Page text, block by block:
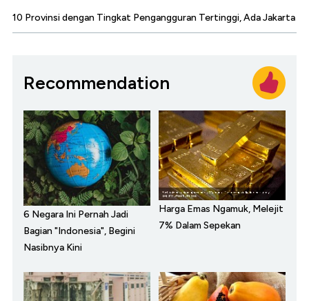
10 Provinsi dengan Tingkat Pengangguran Tertinggi, Ada Jakarta
Recommendation
6 Negara Ini Pernah Jadi
Bagian "Indonesia", Begini
Nasibnya Kini
Harga Emas Ngamuk, Melejit
7% Dalam Sepekan